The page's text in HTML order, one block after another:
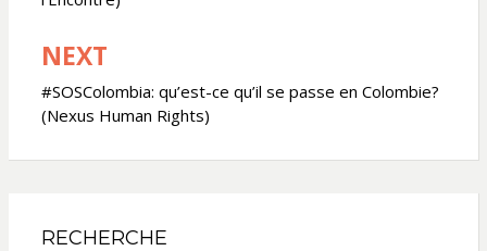
NEXT
#SOSColombia: qu’est-ce qu’il se passe en Colombie?
(Nexus Human Rights)
RECHERCHE